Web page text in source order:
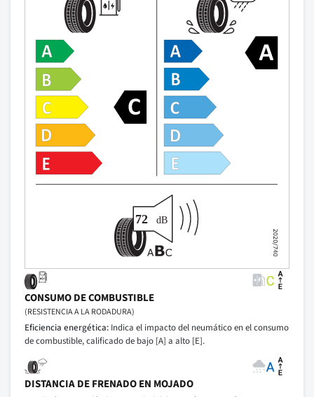
CONSUMO DE COMBUSTIBLE
(RESISTENCIA A LA RODADURA)
Eficiencia energética: Indica el impacto del neumático en el consumo
de combustible, calificado de bajo [A] a alto [E].
DISTANCIA DE FRENADO EN MOJADO